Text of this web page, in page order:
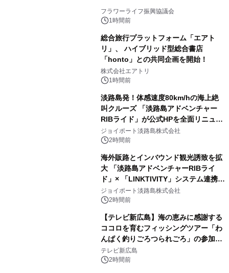
フラワーライフ振興協議会
1時間前
総合旅行プラットフォーム「エアト
リ」、 ハイブリッド型総合書店
「honto」との共同企画を開始！
株式会社エアトリ
1時間前
淡路島発！体感速度80km/hの海上絶
叫クルーズ 「淡路島アドベンチャー
RIBライド」が公式HPを全面リニュー
アル！ ～スマホで即予約完了の「スマ
ート設計」へ刷新～
ジョイポート淡路島株式会社
2時間前
海外販路とインバウンド観光誘致を拡
大 「淡路島アドベンチャーRIBライ
ド」× 「LINKTIVITY」システム連携を
開始！
ジョイポート淡路島株式会社
2時間前
【テレビ新広島】海の恵みに感謝する
ココロを育むフィッシングツアー「わ
んぱく釣りごろつられごろ」の参加小
学生を募集
テレビ新広島
2時間前